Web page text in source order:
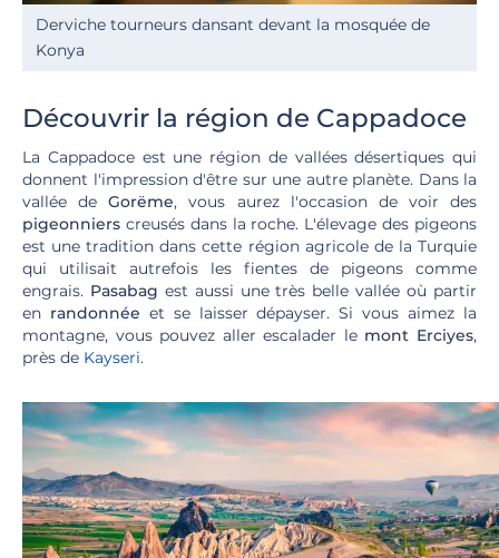
Derviche tourneurs dansant devant la mosquée de
Konya
Découvrir la région de Cappadoce
La Cappadoce est une région de vallées désertiques qui
donnent l'impression d'être sur une autre planète. Dans la
vallée deGorëme, vous aurez l'occasion de voir des
pigeonniers creusés dans la roche. L'élevage des pigeons
est une tradition dans cette région agricole de la Turquie
qui utilisait autrefois les fientes de pigeons comme
engrais. Pasabag est aussi une très belle vallée où partir
en randonnée et se laisser dépayser. Si vous aimez la
montagne, vous pouvez aller escalader le mont Erciyes,
près de Kayseri.